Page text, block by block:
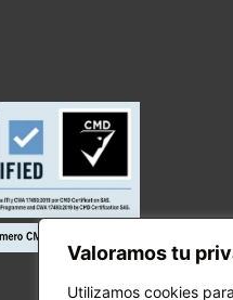
Valoramos tu
Utilizamos cookies